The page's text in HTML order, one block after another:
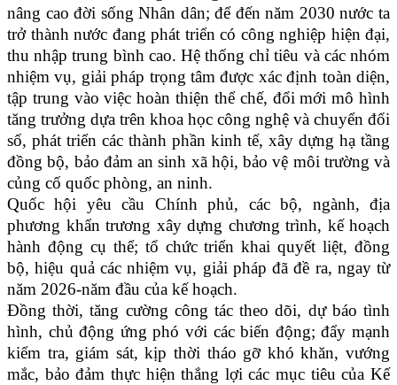
nâng cao đời sống Nhân dân; để đến năm 2030 nước ta
trở thành nước đang phát triển có công nghiệp hiện đại,
thu nhập trung bình cao. Hệ thống chỉ tiêu và các nhóm
nhiệm vụ, giải pháp trọng tâm được xác định toàn diện,
tập trung vào việc hoàn thiện thể chế, đổi mới mô hình
tăng trưởng dựa trên khoa học công nghệ và chuyển đổi
số, phát triển các thành phần kinh tế, xây dựng hạ tầng
đồng bộ, bảo đảm an sinh xã hội, bảo vệ môi trường và
củng cố quốc phòng, an ninh.
Quốc hội yêu cầu Chính phủ, các bộ, ngành, địa
phương khẩn trương xây dựng chương trình, kế hoạch
hành động cụ thể; tổ chức triển khai quyết liệt, đồng
bộ, hiệu quả các nhiệm vụ, giải pháp đã đề ra, ngay từ
năm 2026-năm đầu của kế hoạch.
Đồng thời, tăng cường công tác theo dõi, dự báo tình
hình, chủ động ứng phó với các biến động; đẩy mạnh
kiểm tra, giám sát, kịp thời tháo gỡ khó khăn, vướng
mắc, bảo đảm thực hiện thắng lợi các mục tiêu của Kế